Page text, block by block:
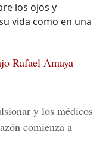
los ojos y
vida como en una
Rafael Amaya
y los médicos
comienza a